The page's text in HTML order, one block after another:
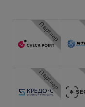
Партнер
Партнер